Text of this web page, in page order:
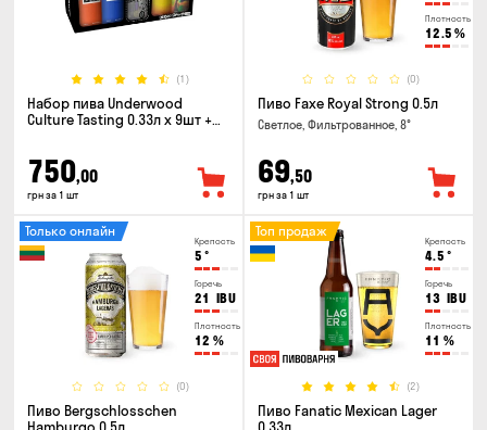
(1)
Набор пива Underwood
Culture Tasting 0.33л x 9шт +
750,00
грн за 1 шт
Плотность
12.5 %
(0)
Пиво Faxe Royal Strong 0.5л
Светлое, Фильтрованное, 8°
69,50
грн за 1 шт
Крепость
5 °
Горечь
21 IBU
Плотность
12 %
(0)
Только онлайн
Пиво Bergschlosschen
Крепость
4.5 °
Горечь
13 IBU
Плотность
11 %
(2)
Топ продаж
Пиво Fanatic Mexican Lager